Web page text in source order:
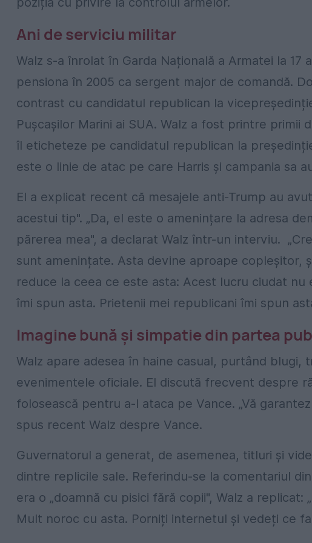
Ani de serviciu militar
Walz s-a înrolat în Garda Națională a Armatei la 17
pensiona în 2005 ca sergent major de comandă.
contrast cu candidatul republican la
Pușcașilor Marini ai SUA. Walz a fost printre
îl eticheteze pe candidatul republican la
este o linie de atac pe care Harris și campania sa
El a explicat recent că mesajele anti-Trump au
acestui tip". „Da, el este o amenințare la adresa
părerea mea", a declarat Walz într-un interviu.
sunt amenințate. Asta devine aproape copleșitor,
reduce la ceea ce este asta: Acest lucru ciudat
îmi spun asta. Prietenii mei republicani îmi spun
Imagine bună și simpatie din partea
Walz apare adesea în haine casual, purtând blugi,
evenimentele oficiale. El discută frecvent despre
folosească pentru a-l ataca pe Vance. „Vă
spus recent Walz despre Vance.
Guvernatorul a generat, de asemenea, titluri și
dintre replicile sale. Referindu-se la comentariul
era o „doamnă cu pisici fără copii", Walz a replicat:
Mult noroc cu asta. Porniți internetul și vedeți ce